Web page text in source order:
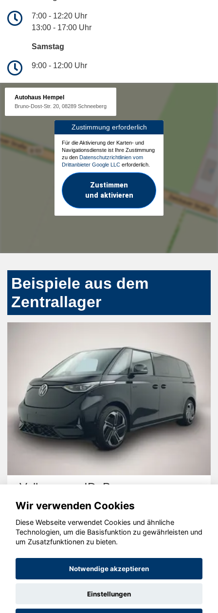
7:00 - 12:20 Uhr
13:00 - 17:00 Uhr
Samstag
9:00 - 12:00 Uhr
Autohaus Hempel
Bruno-Dost-Str. 20, 08289 Schneeberg
Zustimmung erforderlich
Für die Aktivierung der Karten- und
Navigationsdienste ist Ihre Zustimmung
zu den Datenschutzrichtlinien vom
Drittanbieter Google LLC erforderlich.
Zustimmen
und aktivieren
Beispiele aus dem
Zentrallager
Volkswagen ID. Buzz
© konjunkturmotor.de GmbH 2020 - 2026
Wir verwenden Cookies
Diese Webseite verwendet Cookies und ähnliche
Technologien, um die Basisfunktion zu gewährleisten und
um Zusatzfunktionen zu bieten.
Notwendige akzeptieren
Einstellungen